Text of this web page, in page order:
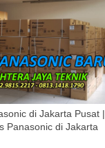
di Jakarta Pusat |
Panasonic di Jakarta